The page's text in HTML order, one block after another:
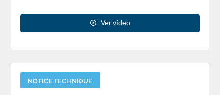
Ver vídeo
NOTICE TECHNIQUE